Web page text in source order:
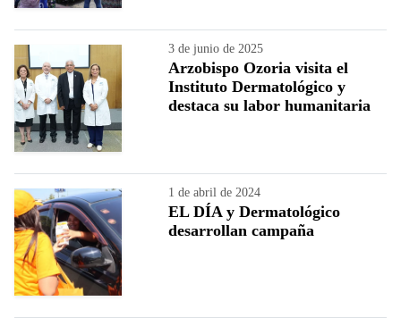
3 de junio de 2025
Arzobispo Ozoria visita el
Instituto Dermatológico y
destaca su labor humanitaria
1 de abril de 2024
EL DÍA y Dermatológico
desarrollan campaña